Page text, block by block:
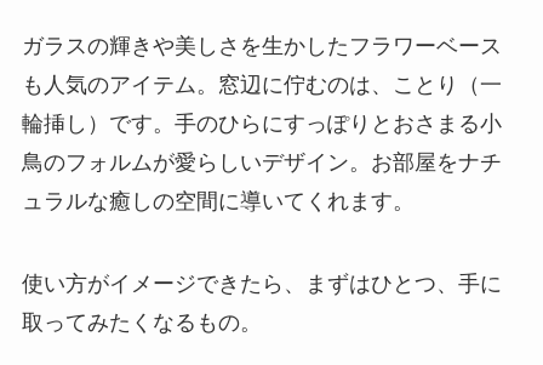
ガラスの輝きや美しさを生かしたフラワーベース
も人気のアイテム。窓辺に佇むのは、ことり（一
輪挿し）です。手のひらにすっぽりとおさまる小
鳥のフォルムが愛らしいデザイン。お部屋をナチ
ュラルな癒しの空間に導いてくれます。
使い方がイメージできたら、まずはひとつ、手に
取ってみたくなるもの。